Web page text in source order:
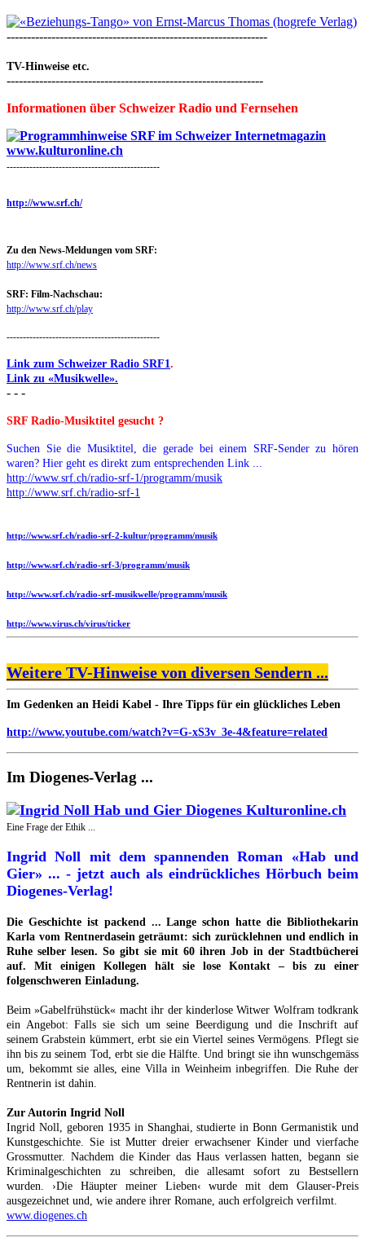
----------------------------------------------------------------
TV-Hinweise etc.
---------------------------------------------------------------
Informationen über Schweizer Radio und Fernsehen
-----------------------------------------------
http://www.srf.ch/
Zu den News-Meldungen vom SRF:
http://www.srf.ch/news
SRF: Film-Nachschau:
http://www.srf.ch/play
-----------------------------------------------
Link zum Schweizer Radio SRF1.
Link zu «Musikwelle».
- - -
SRF Radio-Musiktitel gesucht ?
Suchen Sie die Musiktitel, die gerade bei einem SRF-Sender zu hören
waren? Hier geht es direkt zum entsprechenden Link ...
http://www.srf.ch/radio-srf-1/programm/musik
http://www.srf.ch/radio-srf-1
http://www.srf.ch/radio-srf-2-kultur/programm/musik
http://www.srf.ch/radio-srf-3/programm/musik
http://www.srf.ch/radio-srf-musikwelle/programm/musik
http://www.virus.ch/virus/ticker
Weitere TV-Hinweise von diversen Sendern ...
Im Gedenken an Heidi Kabel - Ihre Tipps für ein glückliches Leben
http://www.youtube.com/watch?v=G-xS3v_3e-4&feature=related
Im Diogenes-Verlag ...
Eine Frage der Ethik ...
Ingrid Noll mit dem spannenden Roman «Hab und
Gier» ... - jetzt auch als eindrückliches Hörbuch beim
Diogenes-Verlag!
Die Geschichte ist packend ... Lange schon hatte die Bibliothekarin
Karla vom Rentnerdasein geträumt: sich zurücklehnen und endlich in
Ruhe selber lesen. So gibt sie mit 60 ihren Job in der Stadtbücherei
auf. Mit einigen Kollegen hält sie lose Kontakt – bis zu einer
folgenschweren Einladung.
Beim »Gabelfrühstück« macht ihr der kinderlose Witwer Wolfram todkrank
ein Angebot: Falls sie sich um seine Beerdigung und die Inschrift auf
seinem Grabstein kümmert, erbt sie ein Viertel seines Vermögens. Pflegt sie
ihn bis zu seinem Tod, erbt sie die Hälfte. Und bringt sie ihn wunschgemäss
um, bekommt sie alles, eine Villa in Weinheim inbegriffen. Die Ruhe der
Rentnerin ist dahin.
Zur Autorin Ingrid Noll
Ingrid Noll, geboren 1935 in Shanghai, studierte in Bonn Germanistik und
Kunstgeschichte. Sie ist Mutter dreier erwachsener Kinder und vierfache
Grossmutter. Nachdem die Kinder das Haus verlassen hatten, begann sie
Kriminalgeschichten zu schreiben, die allesamt sofort zu Bestsellern
wurden. ›Die Häupter meiner Lieben‹ wurde mit dem Glauser-Preis
ausgezeichnet und, wie andere ihrer Romane, auch erfolgreich verfilmt.
www.diogenes.ch